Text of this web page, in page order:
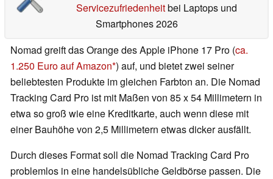
Servicezufriedenheitbei Laptops und
Smartphones 2026
Nomad greift das Orange des Apple iPhone 17 Pro (ca.
1.250 Euro auf Amazon ) auf, und bietet zwei seiner
beliebtesten Produkte im gleichen Farbton an. Die Nomad
Tracking Card Pro ist mit Maßen von 85 x 54 Millimetern in
etwa so groß wie eine Kreditkarte, auch wenn diese mit
einer Bauhöhe von 2,5 Millimetern etwas dicker ausfällt.
Durch dieses Format soll die Nomad Tracking Card Pro
problemlos in eine handelsübliche Geldbörse passen. Die